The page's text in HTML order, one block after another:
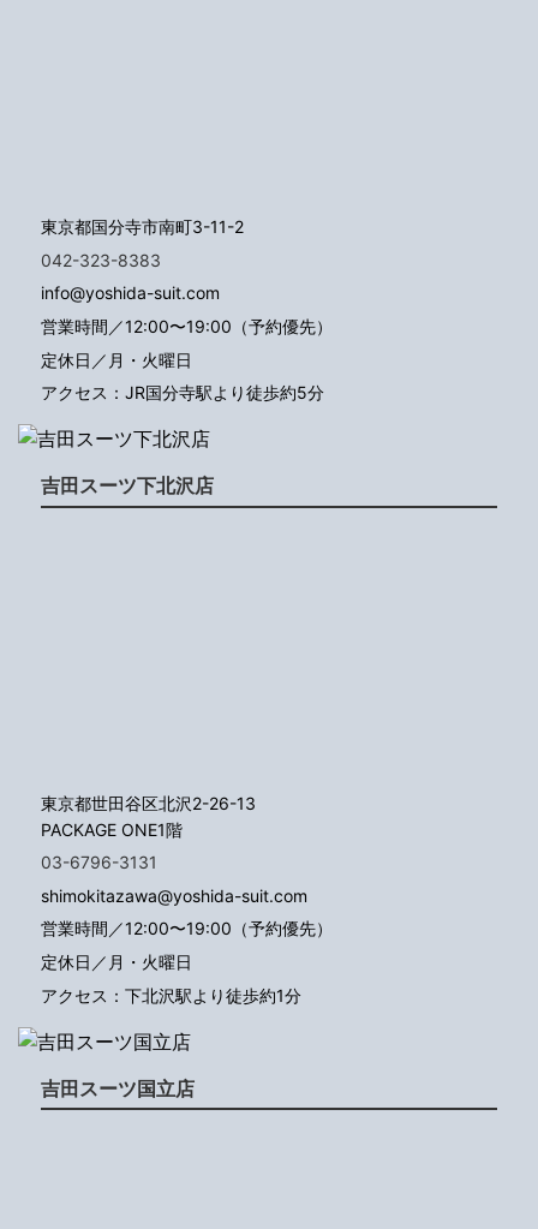
東京都国分寺市南町3-11-2
042-323-8383
info@yoshida-suit.com
営業時間／12:00〜19:00（予約優先）
定休日／月・火曜日
アクセス：JR国分寺駅より徒歩約5分
吉田スーツ下北沢店
東京都世田谷区北沢2-26-13
PACKAGE ONE1階
03-6796-3131
shimokitazawa@yoshida-suit.com
営業時間／12:00〜19:00（予約優先）
定休日／月・火曜日
アクセス：下北沢駅より徒歩約1分
吉田スーツ国立店